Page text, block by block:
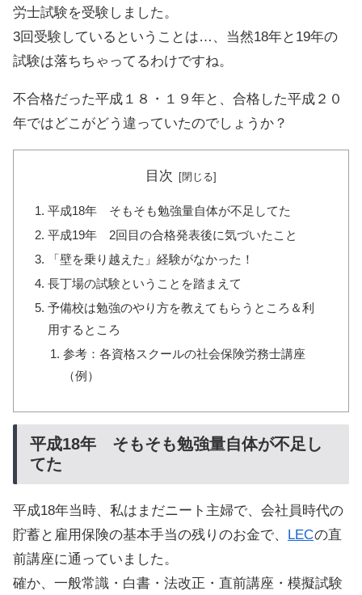
労士試験を受験しました。
3回受験しているということは…、当然18年と19年の
試験は落ちちゃってるわけですね。
不合格だった平成１８・１９年と、合格した平成２０
年ではどこがどう違っていたのでしょうか？
目次
平成18年 そもそも勉強量自体が不足してた
平成19年 2回目の合格発表後に気づいたこと
「壁を乗り越えた」経験がなかった！
長丁場の試験ということを踏まえて
予備校は勉強のやり方を教えてもらうところ＆利
用するところ
参考：各資格スクールの社会保険労務士講座
（例）
平成18年 そもそも勉強量自体が不足し
てた
平成18年当時、私はまだニート主婦で、会社員時代の
貯蓄と雇用保険の基本手当の残りのお金で、
LECの直
前講座に通っていました。
確か、一般常識・白書・法改正・直前講座・模擬試験